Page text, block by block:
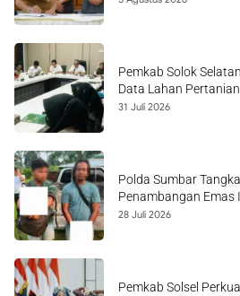
Pemkab Solok
Data Lahan
31 Juli 2026
Polda Sumbar
Penambangan Emas
28 Juli 2026
Pemkab Solsel